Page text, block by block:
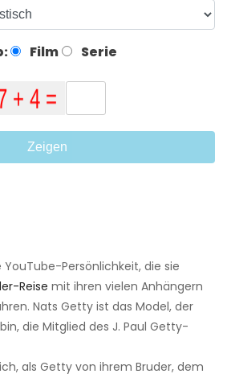
Film Serie
Zeigen
Persönlichkeit, die sie
Reise mit ihren vielen Anhängern
Nats Getty ist das Model, der
die Mitglied des J. Paul Getty-
als Getty von ihrem Bruder, dem